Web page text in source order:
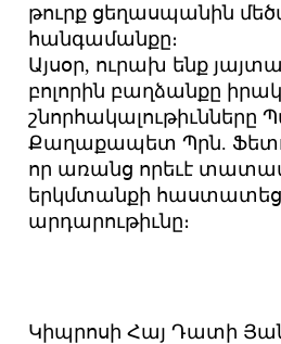
թուրք ցեղասպանին
հանգամանքը։
Այսօր, ուրախ ենք
բոլորին բաղձանքը
շնորհակալութիւնները
Քաղաքապետ Պրն.
որ առանց որեւէ
երկմտանքի հաստատեց
արդարութիւնը։
Կիպրոսի Հայ Դատի